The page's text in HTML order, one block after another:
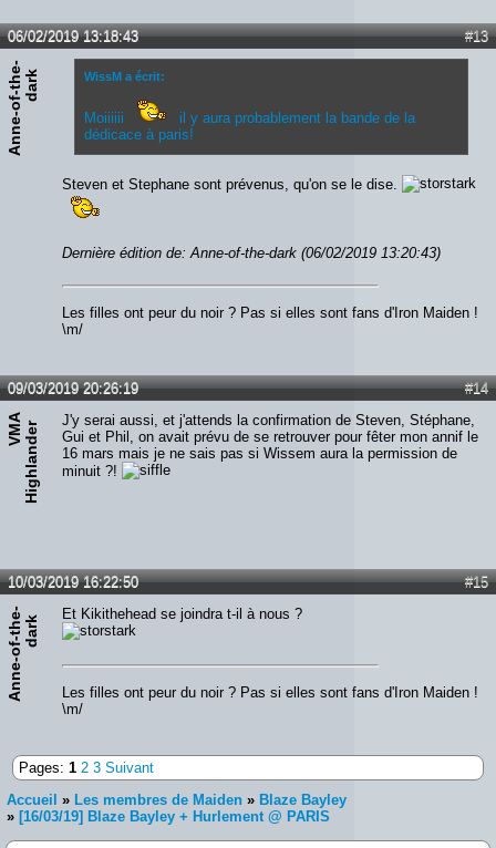
#13
06/02/2019 13:18:43
A
n
n
e
-
o
f
-
t
h
e
-
d
a
rk WissM a écrit:
Moiiiiii
il y aura probablement la bande de la
dédicace à paris!
Steven et Stephane sont prévenus, qu'on se le dise.
Dernière édition de: Anne-of-the-dark (06/02/2019 13:20:43)
Les filles ont peur du noir ? Pas si elles sont fans d'Iron Maiden !
\m/
#14
09/03/2019 20:26:19
VM
A
H
i
g
h
l
a
n
d
er
J'y serai aussi, et j'attends la confirmation de Steven, Stéphane,
Gui et Phil, on avait prévu de se retrouver pour fêter mon annif le
16 mars mais je ne sais pas si Wissem aura la permission de
minuit ?!
#15
10/03/2019 16:22:50
A
n
n
e
-
o
f
-
t
h
e
-
d
a
rk
Et Kikithehead se joindra t-il à nous ?
Les filles ont peur du noir ? Pas si elles sont fans d'Iron Maiden !
\m/
Pages: 1 2 3 Suivant
Accueil » Les membres de Maiden » Blaze Bayley
» [16/03/19] Blaze Bayley + Hurlement @ PARIS